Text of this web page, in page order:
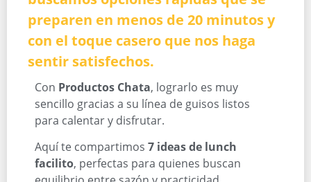
preparen en menos de 20 minutos y
con el toque casero que nos haga
sentir satisfechos.
Con Productos Chata, lograrlo es muy
sencillo gracias a su línea de guisos listos
para calentar y disfrutar.
Aquí te compartimos 7 ideas de lunch
facilito, perfectas para quienes buscan